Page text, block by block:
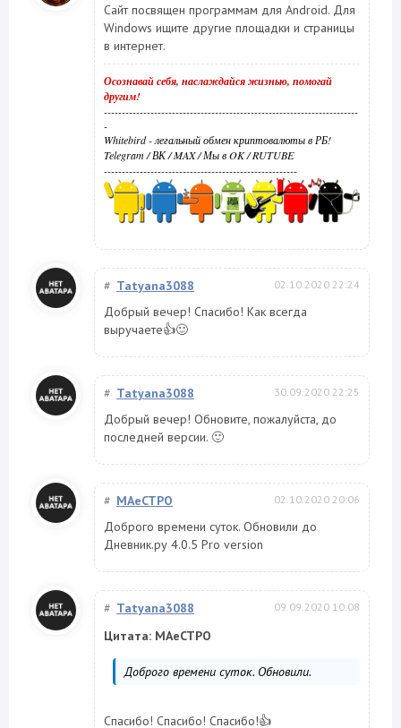
Сайт посвящен программам для Android. Для
Windows ищите другие площадки и страницы
в интернет.
Осознавай себя, наслаждайся жизнью, помогай
другим!
-----------------------------------------------------------------------
-
Whitebird - легальный обмен криптовалюты в РБ!
Telegram/ВК/MAX/Мы в OK/RUTUBE
------------------------------------------------------
# Tatyana3088 02.10.2020 22:24
Добрый вечер! Спасибо! Как всегда
выручаете👍🙂
# Tatyana3088 30.09.2020 22:25
Добрый вечер! Обновите, пожалуйста, до
последней версии. 🙂
# MAeCTPO 02.10.2020 20:06
Доброго времени суток. Обновили до
Дневник.ру 4.0.5 Pro version
# Tatyana3088 09.09.2020 10:08
Цитата: MAeCTPO
Доброго времени суток. Обновили.
Спасибо! Спасибо! Спасибо!👍